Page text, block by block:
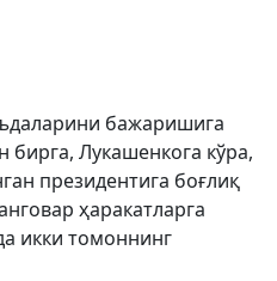
бажаришига
Лукашенкога кўра,
президентига боғлиқ
ҳаракатларга
икки томоннинг